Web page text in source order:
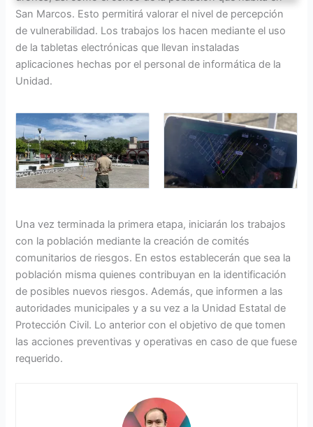
San Marcos. Esto permitirá valorar el nivel de percepción
de vulnerabilidad. Los trabajos los hacen mediante el uso
de la tabletas electrónicas que llevan instaladas
aplicaciones hechas por el personal de informática de la
Unidad.
Una vez terminada la primera etapa, iniciarán los trabajos
con la población mediante la creación de comités
comunitarios de riesgos. En estos establecerán que sea la
población misma quienes contribuyan en la identificación
de posibles nuevos riesgos. Además, que informen a las
autoridades municipales y a su vez a la Unidad Estatal de
Protección Civil. Lo anterior con el objetivo de que tomen
las acciones preventivas y operativas en caso de que fuese
requerido.